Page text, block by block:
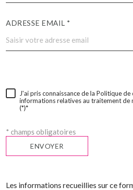
ADRESSE EMAIL *
J'ai pris connaissance de la Politique
informations relatives au traitement de
(*)*
* champs obligatoires
ENVOYER
Les informations recueillies sur ce